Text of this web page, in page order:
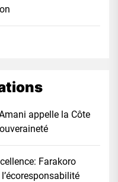
appelle la Côte
Farakoro